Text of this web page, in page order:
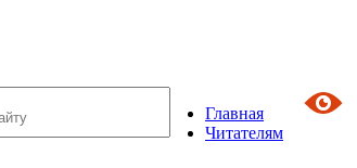
Главная
Читателям